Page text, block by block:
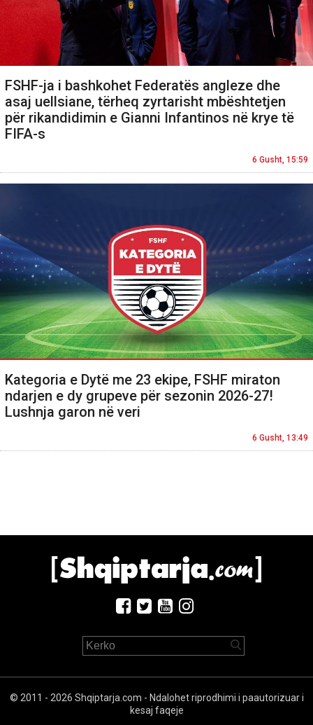
FSHF-ja i bashkohet Federatës angleze dhe
asaj uellsiane, tërheq zyrtarisht mbështetjen
për rikandidimin e Gianni Infantinos në krye të
FIFA-s
6 Gusht, 15:59
Kategoria e Dytë me 23 ekipe, FSHF miraton
ndarjen e dy grupeve për sezonin 2026-27!
Lushnja garon në veri
6 Gusht, 13:49
© 2011 - 2026 Shqiptarja.com - Ndalohet riprodhimi i paautorizuar i
kesaj faqeje